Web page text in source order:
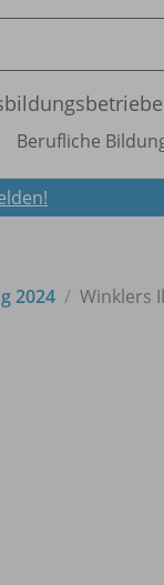
Berufliche
2024
Winklers